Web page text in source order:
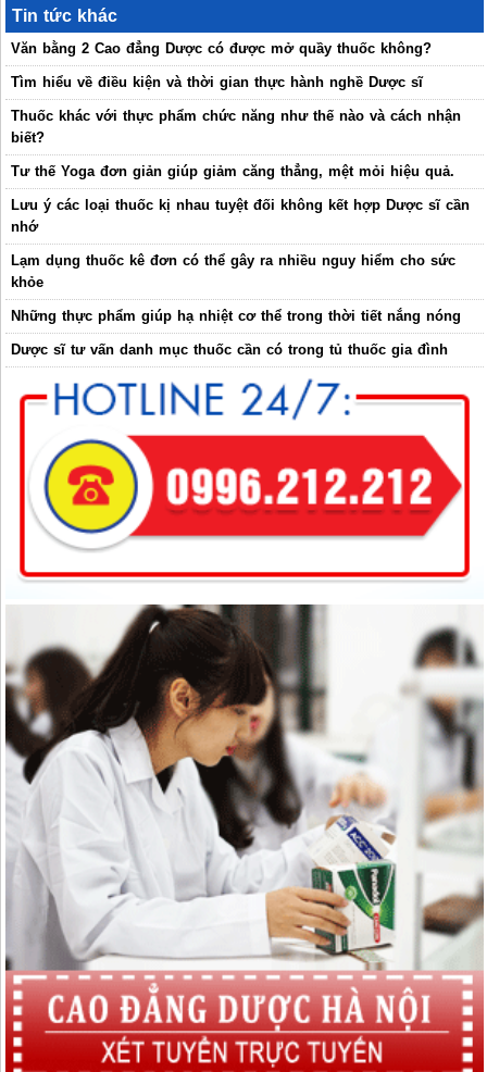
Tin tức khác
Văn bằng 2 Cao đẳng Dược có được mở quầy thuốc không?
Tìm hiểu về điều kiện và thời gian thực hành nghề Dược sĩ
Thuốc khác với thực phẩm chức năng như thế nào và cách nhận
biết?
Tư thế Yoga đơn giản giúp giảm căng thẳng, mệt mỏi hiệu quả.
Lưu ý các loại thuốc kị nhau tuyệt đối không kết hợp Dược sĩ cần
nhớ
Lạm dụng thuốc kê đơn có thể gây ra nhiều nguy hiểm cho sức
khỏe
Những thực phẩm giúp hạ nhiệt cơ thể trong thời tiết nắng nóng
Dược sĩ tư vấn danh mục thuốc cần có trong tủ thuốc gia đình